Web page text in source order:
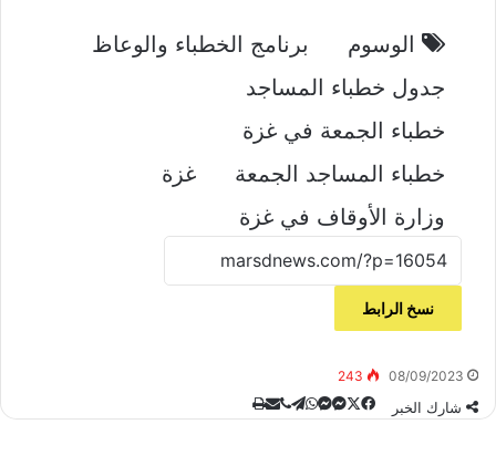
الوسوم
برنامج الخطباء والوعاظ
جدول خطباء المساجد
خطباء الجمعة في غزة
خطباء المساجد الجمعة
غزة
وزارة الأوقاف في غزة
نسخ الرابط
08/09/2023
243
شارك الخبر فيسبوك‫Xماسنجر
ماسنجر
واتساب
تيلقرام
ڤايبر
مشاركة
طباعة